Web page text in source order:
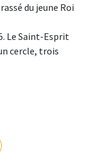
du jeune Roi
Le Saint-Esprit
cercle, trois